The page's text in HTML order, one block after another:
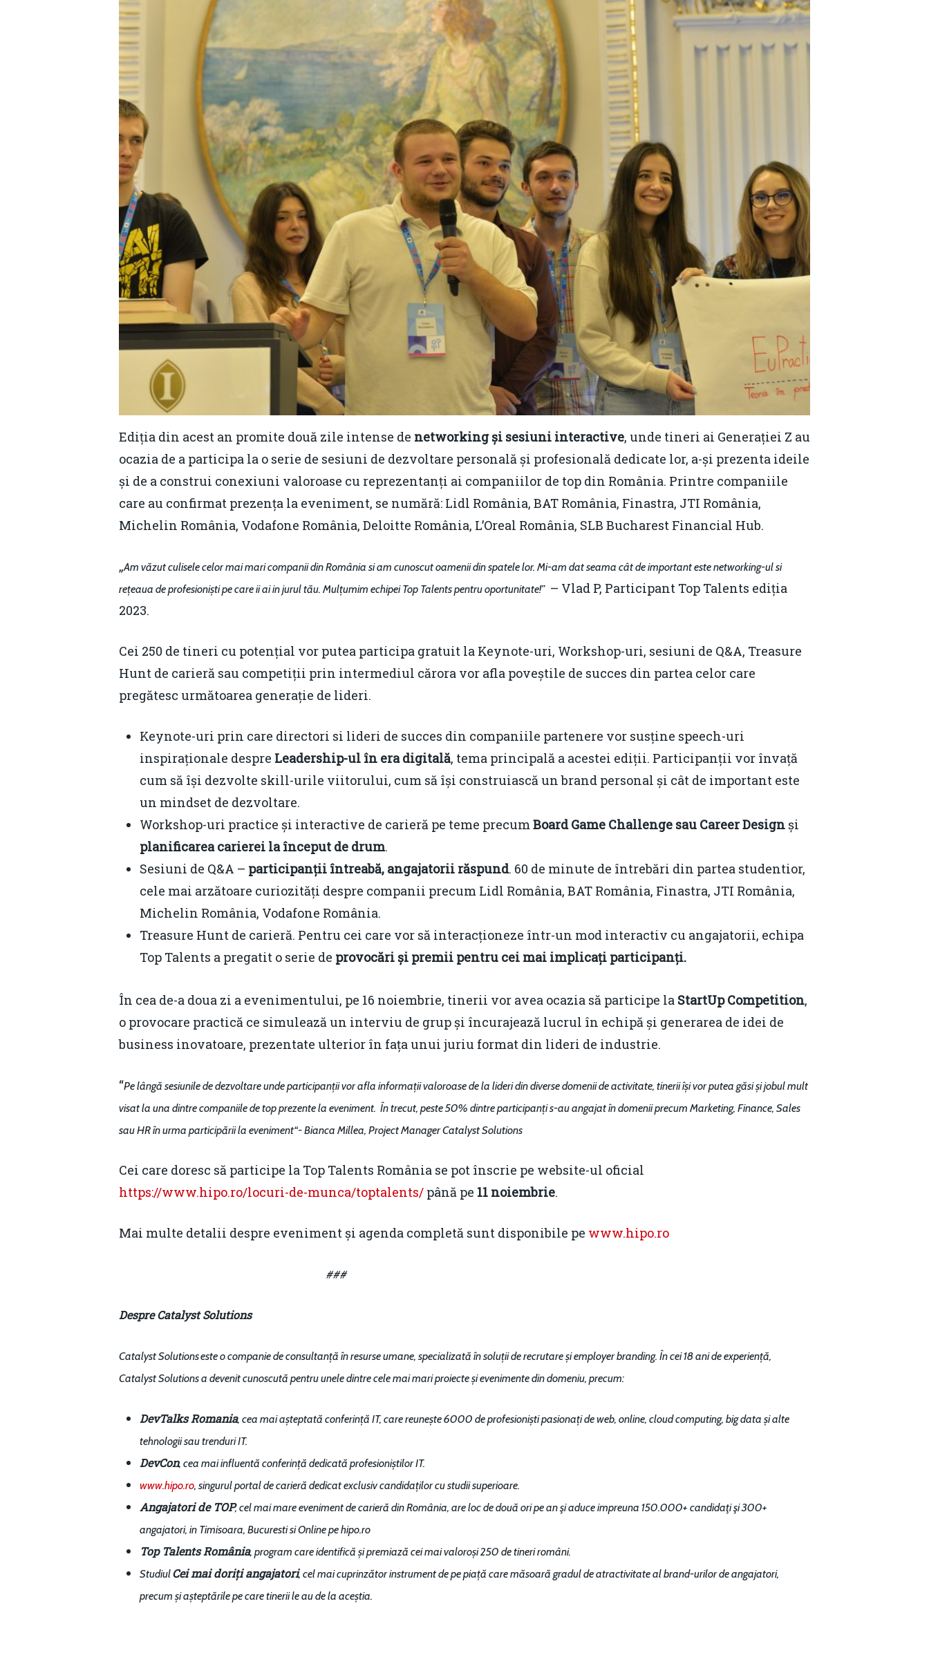
Ediția din acest an promite două zile intense de networking și sesiuni interactive, unde tineri ai Generației Z au
ocazia de a participa la o serie de sesiuni de dezvoltare personală și profesională dedicate lor, a-și prezenta ideile
și de a construi conexiuni valoroase cu reprezentanți ai companiilor de top din România. Printre companiile
care au confirmat prezența la eveniment, se numără: Lidl România, BAT România, Finastra, JTI România,
Michelin România, Vodafone România, Deloitte România, L’Oreal România, SLB Bucharest Financial Hub.
„Am văzut culisele celor mai mari companii din România si am cunoscut oamenii din spatele lor. Mi-am dat seama cât de important este networking-ul si
rețeaua de profesioniști pe care ii ai in jurul tău. Mulțumim echipei Top Talents pentru oportunitate!”– Vlad P, Participant Top Talents ediția
2023.
Cei 250 de tineri cu potențial vor putea participa gratuit la Keynote-uri, Workshop-uri, sesiuni de Q&A, Treasure
Hunt de carieră sau competiții prin intermediul cărora vor afla poveștile de succes din partea celor care
pregătesc următoarea generație de lideri.
Keynote-uri prin care directori si lideri de succes din companiile partenere vor susține speech-uri
inspiraționale despre Leadership-ul în era digitală, tema principală a acestei ediții. Participanții vor învață
cum să își dezvolte skill-urile viitorului, cum să își construiască un brand personal și cât de important este
un mindset de dezvoltare.
Workshop-uri practice și interactive de carieră pe teme precumBoard Game Challenge sau Career Design și
planificarea carierei la început de drum.
Sesiuni de Q&A – participanții întreabă, angajatorii răspund. 60 de minute de întrebări din partea studentior,
cele mai arzătoare curiozități despre companii precum Lidl România, BAT România, Finastra, JTI România,
Michelin România, Vodafone România.
Treasure Hunt de carieră. Pentru cei care vor să interacționeze într-un mod interactiv cu angajatorii, echipa
Top Talents a pregatit o serie de provocări și premii pentru cei mai implicați participanți.
În cea de-a doua zi a evenimentului, pe 16 noiembrie, tinerii vor avea ocazia să participe la StartUp Competition,
o provocare practică ce simulează un interviu de grup și încurajează lucrul în echipă și generarea de idei de
business inovatoare, prezentate ulterior în fața unui juriu format din lideri de industrie.
“Pe lângă sesiunile de dezvoltare unde participanții vor afla informații valoroase de la lideri din diverse domenii de activitate, tinerii își vor putea găsi și jobul mult
visat la una dintre companiile de top prezente la eveniment. În trecut, peste 50% dintre participanți s-au angajat în domenii precum Marketing, Finance, Sales
sau HR în urma participării la eveniment“-Bianca Millea, Project Manager Catalyst Solutions
Cei care doresc să participe la Top Talents România se pot înscrie pe website-ul oficial
https://www.hipo.ro/locuri-de-munca/toptalents/ până pe 11 noiembrie.
Mai multe detalii despre eveniment și agenda completă sunt disponibile pe www.hipo.ro
###
Despre Catalyst Solutions
Catalyst Solutions este o companie de consultanță în resurse umane, specializată în soluții de recrutare și employer branding. În cei 18 ani de experiență,
Catalyst Solutions a devenit cunoscută pentru unele dintre cele mai mari proiecte și evenimente din domeniu, precum:
DevTalks Romania, cea mai așteptată conferință IT, care reunește 6000 de profesioniști pasionați de web, online, cloud computing, big data și alte
tehnologii sau trenduri IT.
DevCon, cea mai influentă conferință dedicată profesioniștilor IT.
www.hipo.ro, singurul portal de carieră dedicat exclusiv candidaților cu studii superioare.
Angajatori de TOP, cel mai mare eveniment de carieră din România, are loc de două ori pe an şi aduce impreuna 150.000+ candidaţi şi 300+
angajatori, in Timisoara, Bucuresti si Online pe hipo.ro
Top Talents România, program care identifică și premiază cei mai valoroși 250 de tineri români.
StudiulCei mai doriți angajatori, cel mai cuprinzător instrument de pe piață care măsoară gradul de atractivitate al brand-urilor de angajatori,
precum și așteptările pe care tinerii le au de la aceștia.
Contact
Email: